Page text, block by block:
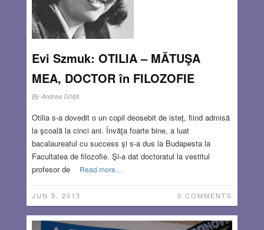
Evi Szmuk: OTILIA – MĂTUŞA
MEA, DOCTOR în FILOZOFIE
By Andrea Ghiţă
Otilia s-a dovedit o un copil deosebit de isteţ, fiind admisă
la şcoală la cinci ani. Învăţa foarte bine, a luat
bacalaureatul cu success şi s-a dus la Budapesta la
Facultatea de filozofie. Şi-a dat doctoratul la vestitul
profesor de
Read more…
JUN 5, 2013 0 COMMENTS